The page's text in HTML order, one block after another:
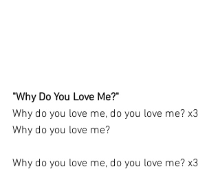
"Why Do You Love Me?"
Why do you love me, do you love me? x3
Why do you love me?
Why do you love me, do you love me? x3